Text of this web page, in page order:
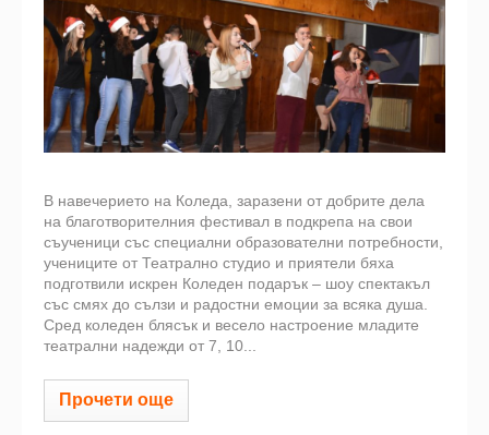
В навечерието на Коледа, заразени от добрите дела
на благотворителния фестивал в подкрепа на свои
съученици със специални образователни потребности,
учениците от Театрално студио и приятели бяха
подготвили искрен Коледен подарък – шоу спектакъл
със смях до сълзи и радостни емоции за всяка душа.
Сред коледен блясък и весело настроение младите
театрални надежди от 7, 10...
Прочети още